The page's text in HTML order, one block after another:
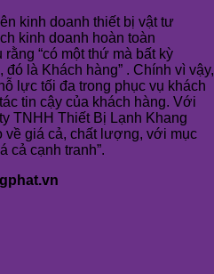
kinh doanh thiết bị vật tư
kinh doanh hoàn toàn
“có một thứ mà bất kỳ
là Khách hàng” . Chính vì vậy,
lực tối đa trong phục vụ khách
tin cậy của khách hàng. Với
TNHH Thiết Bị Lạnh Khang
về giá cả, chất lượng, với mục
cả cạnh tranh”.